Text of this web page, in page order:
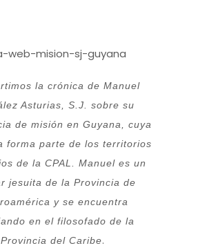
la crónica de Manuel
Asturias, S.J. sobre su
de misión en Guyana, cuya
forma parte de los territorios
de la CPAL. Manuel es un
jesuita de la Provincia de
y se encuentra
en el filosofado de la
Provincia del Caribe.